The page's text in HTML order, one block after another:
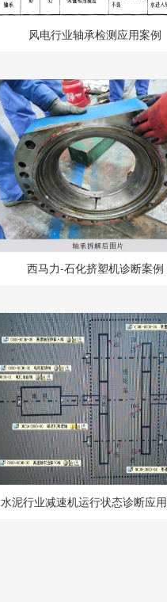
风电行业轴承检测应用案例
西马力-石化挤塑机诊断案例
水泥行业减速机运行状态诊断应